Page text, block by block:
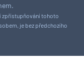
zpřístupňování tohoto
je bez předchozího